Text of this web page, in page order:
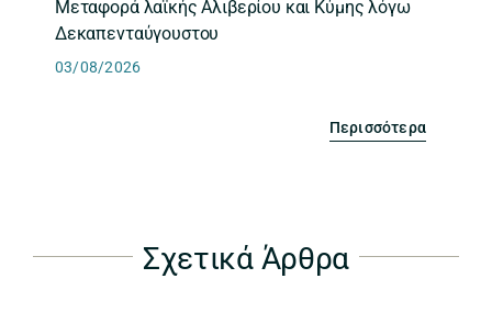
Μεταφορά λαϊκής Αλιβερίου και Κύμης λόγω
Δεκαπενταύγουστου
03/08/2026
Περισσότερα
Σχετικά Άρθρα